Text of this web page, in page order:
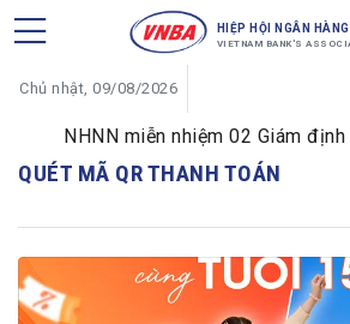
HIỆP HỘI NGÂN
VIETNAM BANK'S
Chủ nhật, 09/08/2026
NHNN miễn nhiệm 02 Giám định
QUÉT MÃ QR THANH TOÁN